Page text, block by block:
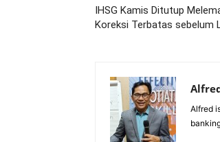
IHSG Kamis Ditutup
Koreksi Terbatas sebelum
Alfred